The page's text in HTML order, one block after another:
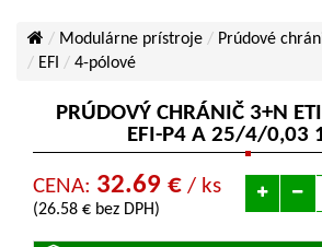
Modulárne prístroje Prúdové
EFI
4-pólové
PRÚDOVÝ CHRÁNIČ 3+N
EFI-P4 A 25/4/0,03
CENA: 32.69 € / ks
(26.58 € bez DPH)